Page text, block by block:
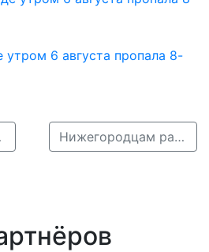
6 августа пропала 8-
Нижегородцам рассказали о госпиталях Горького в годы Великой Отечественной войны →